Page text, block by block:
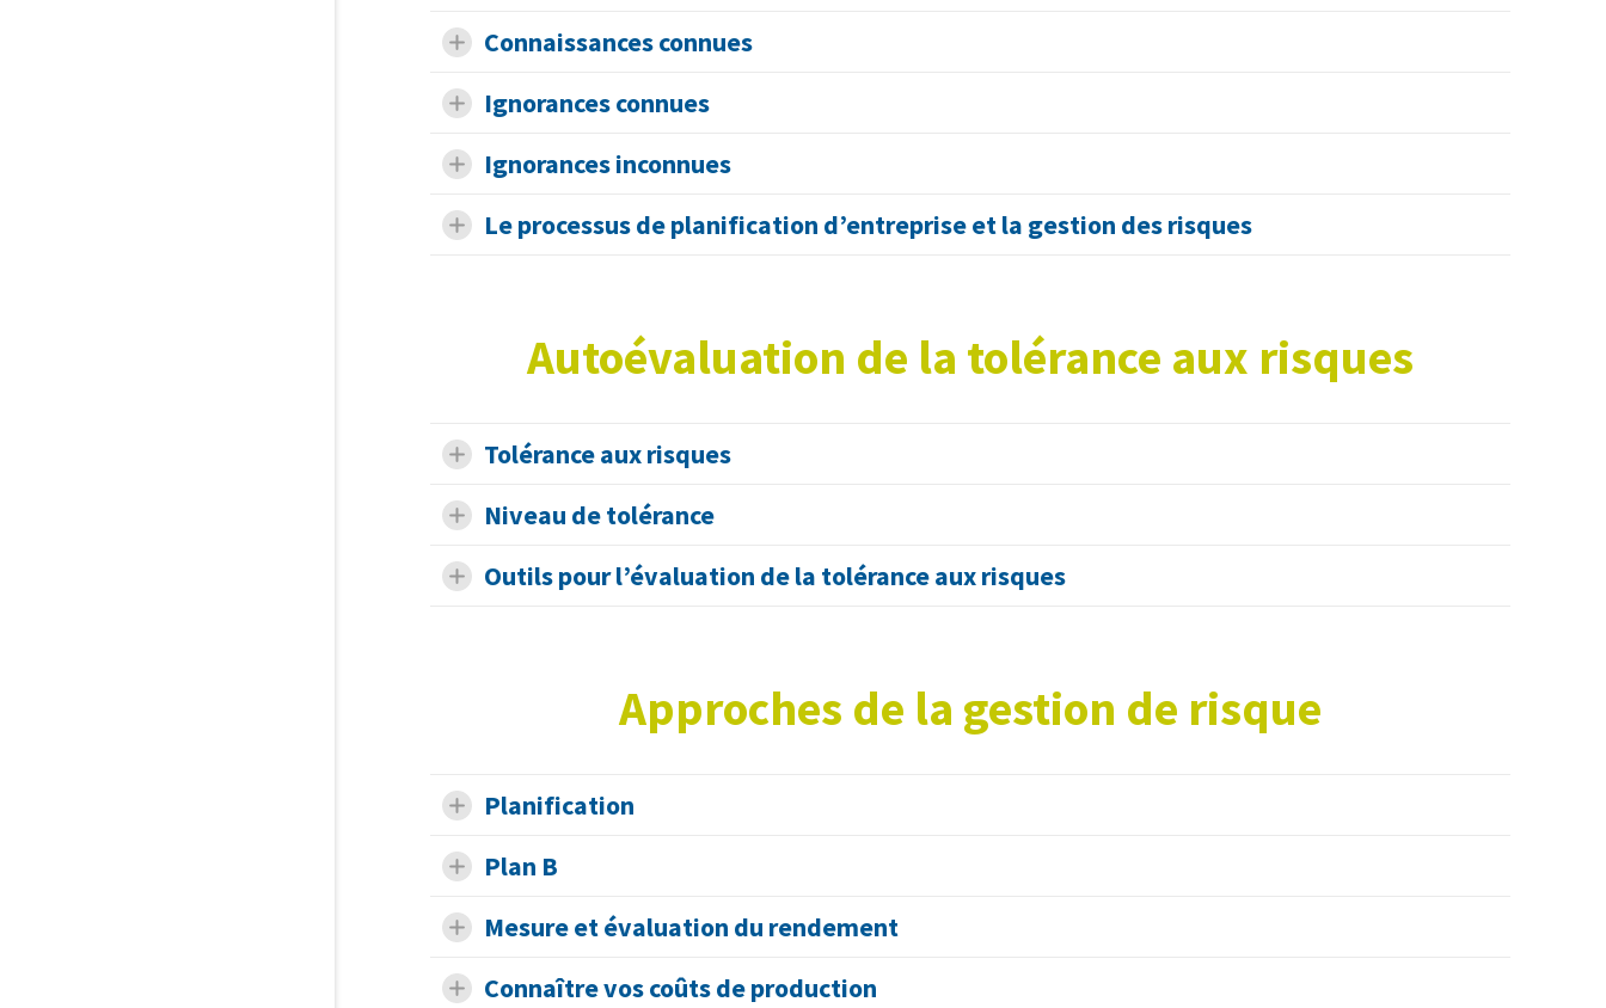
Connaissances connues
Ignorances connues
Ignorances inconnues
Le processus de planification d’entreprise et la gestion des risques
Autoévaluation de la tolérance aux risques
Tolérance aux risques
Niveau de tolérance
Outils pour l’évaluation de la tolérance aux risques
Approches de la gestion de risque
Planification
Plan B
Mesure et évaluation du rendement
Connaître vos coûts de production